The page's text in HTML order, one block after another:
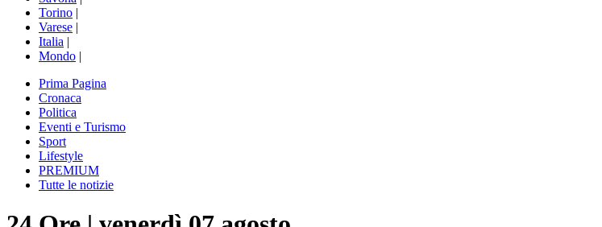
Torino |
Varese |
Italia |
Mondo |
Prima Pagina
Cronaca
Politica
Eventi e Turismo
Sport
Lifestyle
PREMIUM
Tutte le notizie